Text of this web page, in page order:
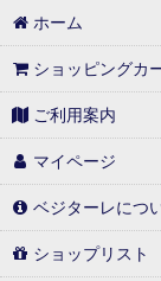
ホーム
ショッピングカ
ご利用案内
マイページ
ベジターレにつ
ショップリスト